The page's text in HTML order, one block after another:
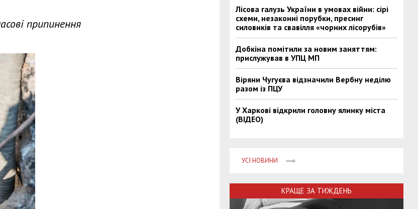
припинення
Лісова галузь України в умовах війни: сірі
схеми, незаконні порубки, пресинг
силовиків та свавілля «чорних лісорубів»
Добкіна помітили за новим заняттям:
прислужував в УПЦ МП
Віряни Чугуєва відзначили Вербну неділю
разом із ПЦУ
У Харкові відкрили головну ялинку міста
(ВІДЕО)
УСІ НОВИНИ
КРАЩЕ ЗА ТИЖДЕНЬ